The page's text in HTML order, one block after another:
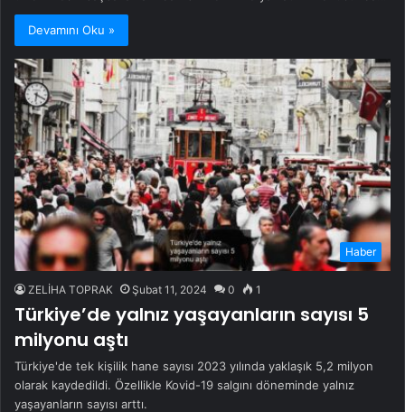
Devamını Oku »
Haber
ZELİHA TOPRAK Şubat 11, 2024 0 1
Türkiye’de yalnız yaşayanların sayısı 5
milyonu aştı
Türkiye'de tek kişilik hane sayısı 2023 yılında yaklaşık 5,2 milyon
olarak kaydedildi. Özellikle Kovid-19 salgını döneminde yalnız
yaşayanların sayısı arttı.